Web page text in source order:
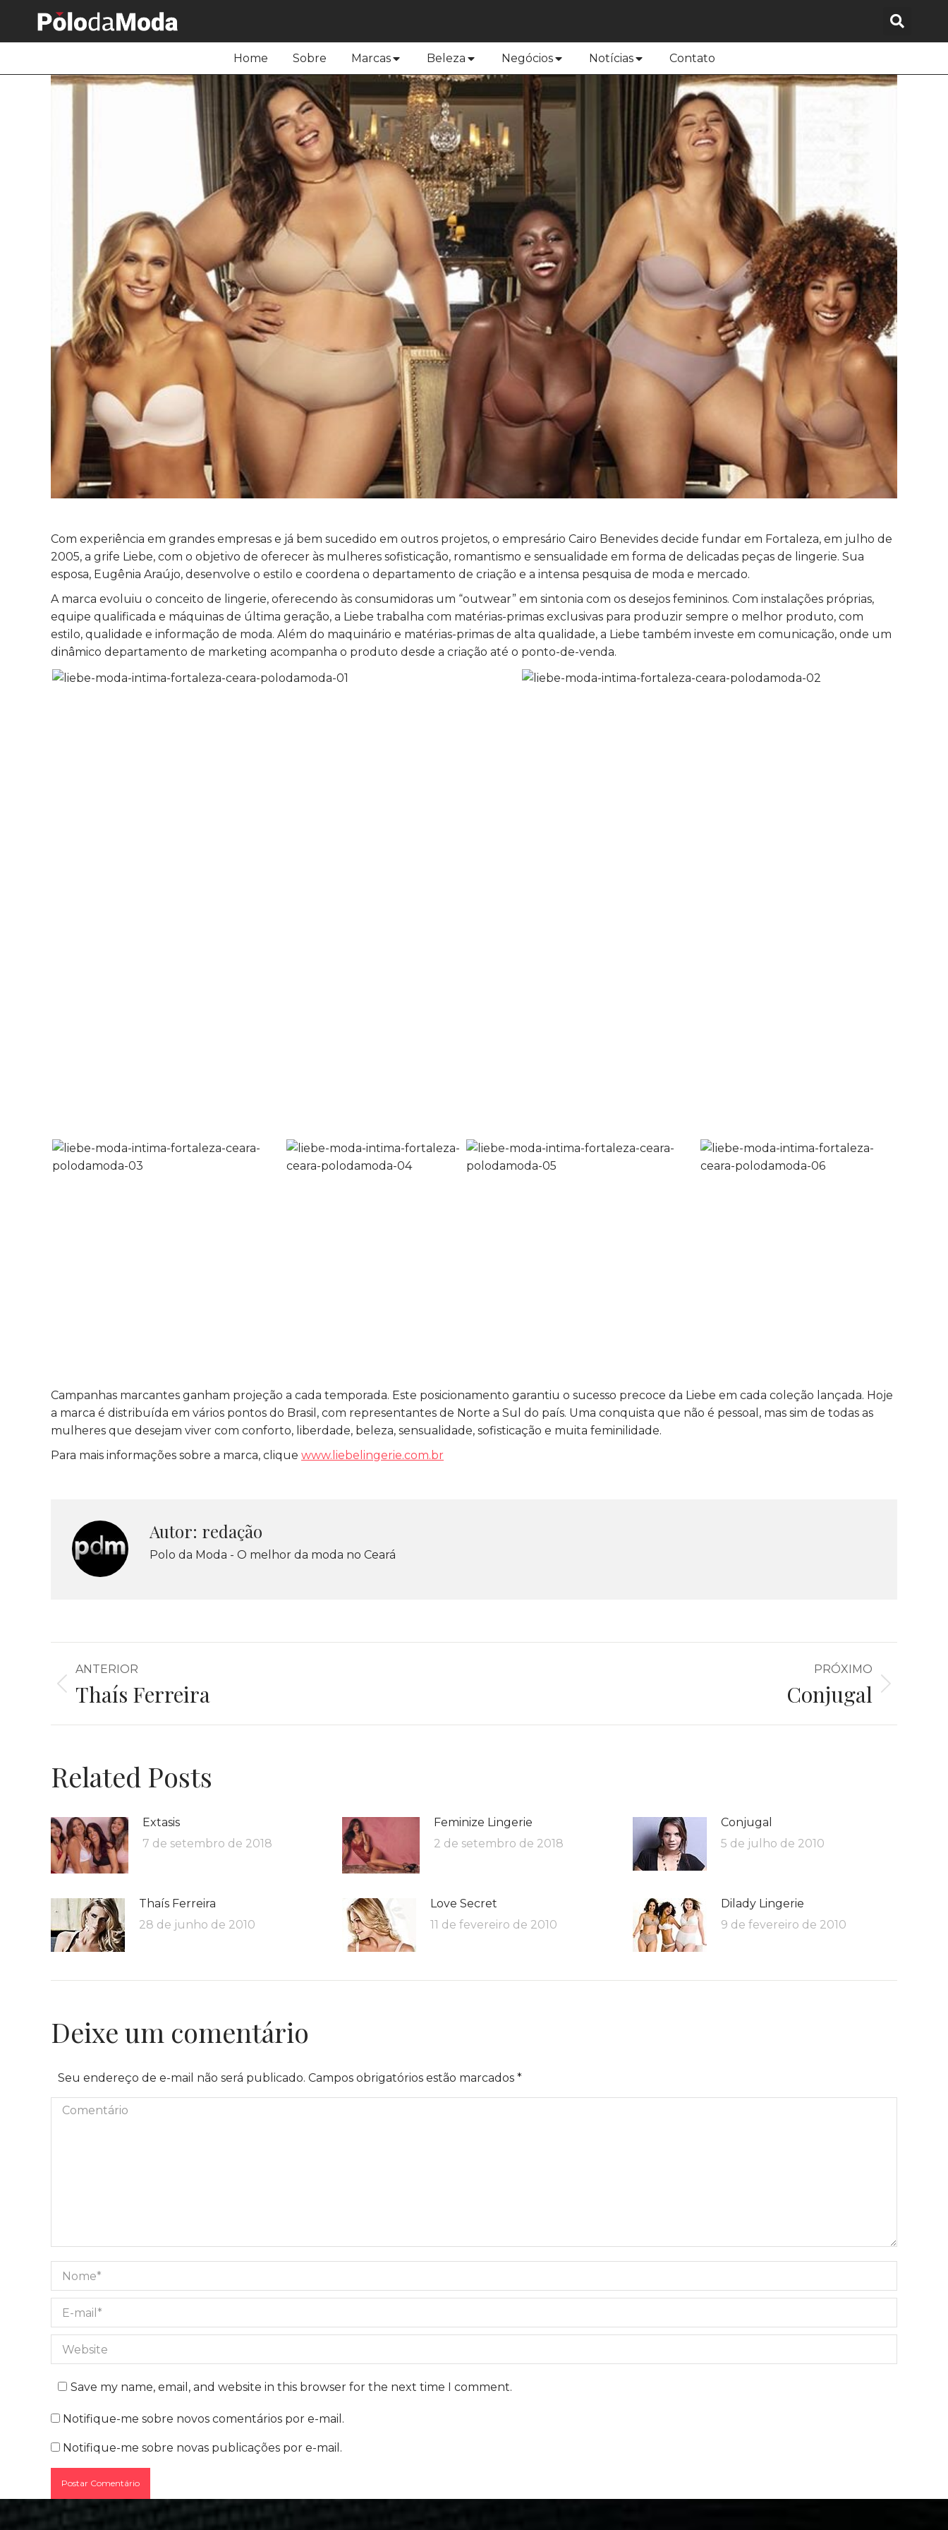
Home Sobre Marcas Beleza Negócios Notícias Contato
Com experiência em grandes empresas e já bem sucedido em outros projetos, o empresário Cairo Benevides decide fundar em Fortaleza, em julho de
2005, a grife Liebe, com o objetivo de oferecer às mulheres sofisticação, romantismo e sensualidade em forma de delicadas peças de lingerie. Sua
esposa, Eugênia Araújo, desenvolve o estilo e coordena o departamento de criação e a intensa pesquisa de moda e mercado.
A marca evoluiu o conceito de lingerie, oferecendo às consumidoras um “outwear” em sintonia com os desejos femininos. Com instalações próprias,
equipe qualificada e máquinas de última geração, a Liebe trabalha com matérias-primas exclusivas para produzir sempre o melhor produto, com
estilo, qualidade e informação de moda. Além do maquinário e matérias-primas de alta qualidade, a Liebe também investe em comunicação, onde um
dinâmico departamento de marketing acompanha o produto desde a criação até o ponto-de-venda.
Campanhas marcantes ganham projeção a cada temporada. Este posicionamento garantiu o sucesso precoce da Liebe em cada coleção lançada. Hoje
a marca é distribuída em vários pontos do Brasil, com representantes de Norte a Sul do país. Uma conquista que não é pessoal, mas sim de todas as
mulheres que desejam viver com conforto, liberdade, beleza, sensualidade, sofisticação e muita feminilidade.
Para mais informações sobre a marca, clique www.liebelingerie.com.br
Autor: redação
Polo da Moda - O melhor da moda no Ceará
ANTERIOR
Thaís Ferreira
PRÓXIMO
Conjugal
Related Posts
Extasis
7 de setembro de 2018
Feminize Lingerie
2 de setembro de 2018
Conjugal
5 de julho de 2010
Thaís Ferreira
28 de junho de 2010
Love Secret
11 de fevereiro de 2010
Dilady Lingerie
9 de fevereiro de 2010
Deixe um comentário
Seu endereço de e-mail não será publicado. Campos obrigatórios estão marcados *
Comentário
Nome *
E-mail *
Website
Save my name, email, and website in this browser for the next time I comment.
Notifique-me sobre novos comentários por e-mail.
Notifique-me sobre novas publicações por e-mail.
Postar Comentário